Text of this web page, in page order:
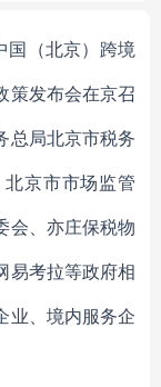
国（北京）跨境
策发布会在京召
总局北京市税务
京市市场监管
会、亦庄保税物
易考拉等政府相
业、境内服务企